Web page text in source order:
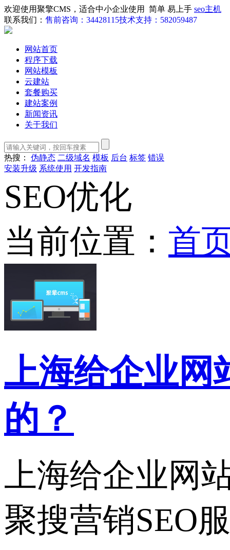
欢迎使用聚擎CMS，适合中小企业使用 简单 易上手 seo主机
联系我们： 售前咨询：34428115技术支持：582059487
网站首页
程序下载
网站模板
云建站
套餐购买
建站案例
新闻资讯
关于我们
热搜： 伪静态 二级域名 模板 后台 标签 错误
安装升级 系统使用 开发指南
SEO优化
当前位置： 首
上海给企业网
的？
上海给企业网
聚搜营销SEO